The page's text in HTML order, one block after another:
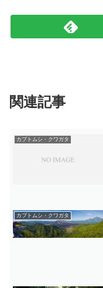
関連記事
カブトムシ・クワガタ
カブトムシ・クワガタ